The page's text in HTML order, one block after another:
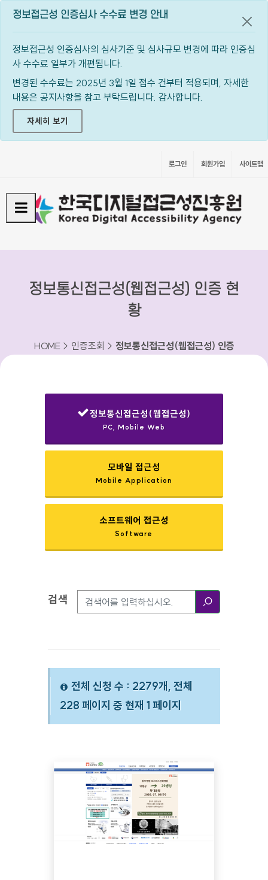
정보접근성 인증심사 수수료 변경 안내
정보접근성 인증심사의 심사기준 및 심사규모 변경에 따라 인증심
사 수수료 일부가 개편됩니다.
변경된 수수료는 2025년 3월 1일 접수 건부터 적용되며, 자세한
내용은 공지사항을 참고 부탁드립니다. 감사합니다.
자세히 보기
공지
로그인 회원가입 사이트맵
정보통신접근성(웹접근성) 인증 현
황
HOME > 인증조회 > 정보통신접근성(웹접근성) 인증
정보통신접근성(웹접근성)
PC, Mobile Web
모바일 접근성
Mobile Application
소프트웨어 접근성
Software
검색옵션
검색
전체 신청 수 : 2279개, 전체
228 페이지 중 현재 1 페이지